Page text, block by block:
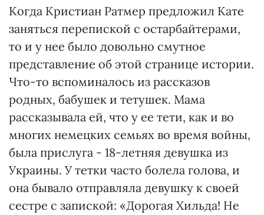
Когда Кристиан Ратмер предложил Кате
заняться перепиской с остарбайтерами,
то и у нее было довольно смутное
представление об этой странице истории.
Что-то вспоминалось из рассказов
родных, бабушек и тетушек. Мама
рассказывала ей, что у ее тети, как и во
многих немецких семьях во время войны,
была прислуга - 18-летняя девушка из
Украины. У тетки часто болела голова, и
она бывало отправляла девушку к своей
сестре с запиской: «Дорогая Хильда! Не